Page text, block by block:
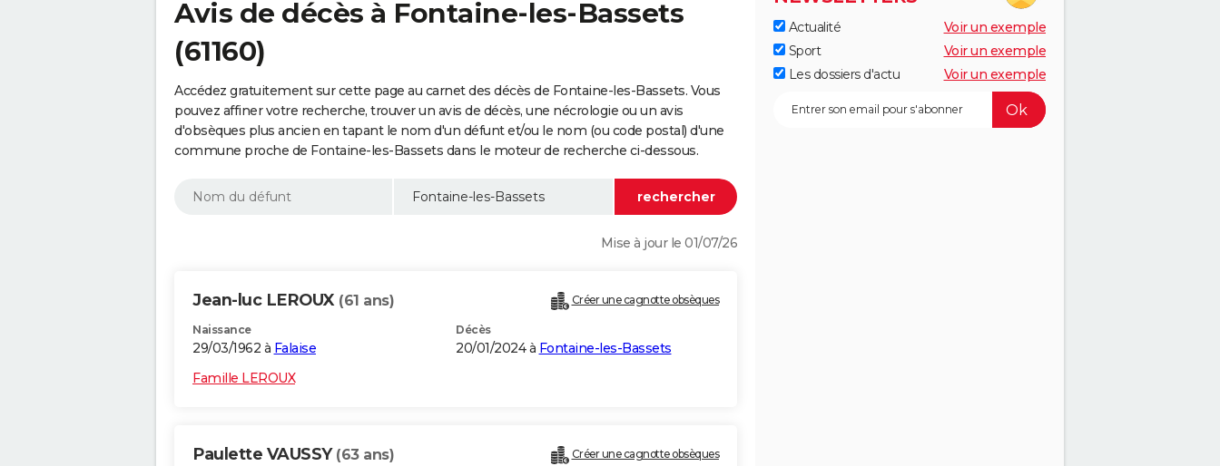
Avis de décès à Fontaine-les-Bassets
(61160)
Accédez gratuitement sur cette page au carnet des décès de Fontaine-les-Bassets. Vous
pouvez affiner votre recherche, trouver un avis de décès, une nécrologie ou un avis
d'obsèques plus ancien en tapant le nom d'un défunt et/ou le nom (ou code postal) d'une
commune proche de Fontaine-les-Bassets dans le moteur de recherche ci-dessous.
Mise à jour le 01/07/26
Jean-luc LEROUX (61 ans) Créer une cagnotte obsèques
Naissance
29/03/1962 à Falaise
Décès
20/01/2024 à Fontaine-les-Bassets
Famille LEROUX
Paulette VAUSSY (63 ans) Créer une cagnotte obsèques
Actualité
Voir un exemple
Sport
Voir un exemple
Les dossiers d'actu
Voir un exemple